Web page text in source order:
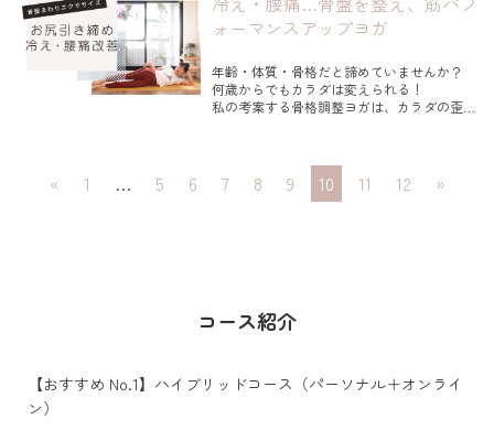
◇自律神経...
ります。
の質を改善してみませんか？
今回は、不整脈があっ...
ォーマンスアップヨガ
年齢・体質・骨格だと諦めていませんか？
何歳からでもカラダは変えられる！
私の考案する骨格調整ヨガは、カラダの歪み
今月は、骨盤まわりを整えるエクササイズを
ご紹介してきました。
« 1 … 5 6 7 8 9 10 11 12 »
コース紹介
【おすすめ No.1】ハイブリッドコース（パーソナル＋オンライ
ン）